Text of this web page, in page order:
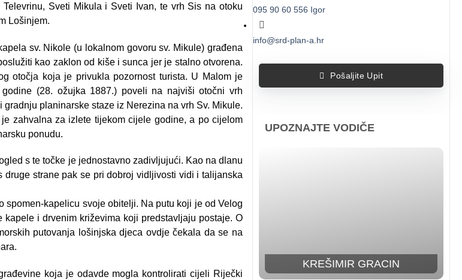
Sveti Mikula i Sveti Ivan, te vrh Sis na otoku
Lošinjem.
sv. Nikole (u lokalnom govoru sv. Mikule) građena
kao zaklon od kiše i sunca jer je stalno otvorena.
otočja koja je privukla pozornost turista. U Malom je
(28. ožujka 1887.) poveli na najviši otočni vrh
planinarske staze iz Nerezina na vrh Sv. Mikule.
zahvalna za izlete tijekom cijele godine, a po cijelom
ponudu.
s te točke je jednostavno zadivljujući. Kao na dlanu
strane pak se pri dobroj vidljivosti vidi i talijanska
kapelicu svoje obitelji. Na putu koji je od Velog
i drvenim križevima koji predstavljaju postaje. O
putovanja lošinjska djeca ovdje čekala da se na
koja je odavde mogla kontrolirati cijeli Riječki
095 90 60 556 Igor
info@srd-plan-a.hr
Pošaljite Upit
UPOZNAJTE VODIČE
KREŠIMIR GRACIN